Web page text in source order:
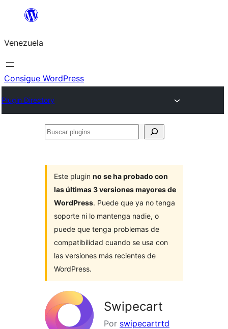
Saltar
contenido
Venezuela
Consigue WordPress
Plugin Directory
Buscar
Este plugin no se ha probado con
las últimas 3 versiones mayores de
WordPress. Puede que ya no tenga
soporte ni lo mantenga nadie, o
puede que tenga problemas de
compatibilidad cuando se usa con
las versiones más recientes de
WordPress.
Swipecart
Por swipecartrtd